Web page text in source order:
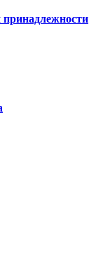
принадлежности